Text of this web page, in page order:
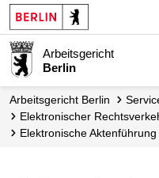
Arbeitsgericht
Berlin
Arbeitsgericht Berlin
Elektronischer
Elektronische